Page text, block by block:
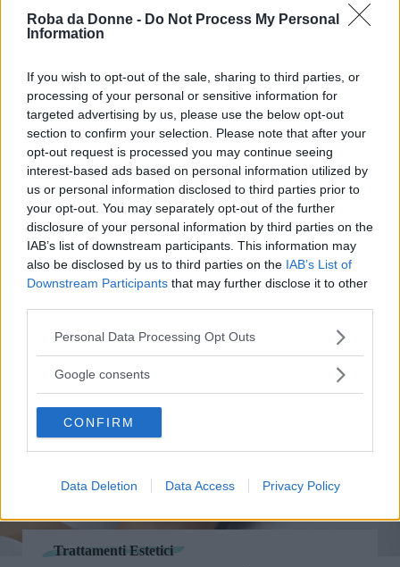
Roba da Donne - Do Not Process My Personal
Information
If you wish to opt-out of the sale, sharing to third parties, or
processing of your personal or sensitive information for
targeted advertising by us, please use the below opt-out
section to confirm your selection. Please note that after your
opt-out request is processed you may continue seeing
interest-based ads based on personal information utilized by
us or personal information disclosed to third parties prior to
your opt-out. You may separately opt-out of the further
disclosure of your personal information by third parties on the
IAB’s list of downstream participants. This information may
also be disclosed by us to third parties on the IAB’s List of
Downstream Participants that may further disclose it to other
Please note that this website/app uses one or more Google
not limited to your visit or usage behaviour. You may click to
use your data for below specified purposes in below Google
consent section.
Personal Data Processing Opt Outs
Google consents
CONFIRM
Data Deletion Data Access Privacy Policy
Trattamenti Estetici
Denti storti: cause e rimedi
Trattamenti Estetici
Ossigenoterapia Viso: Ecco Perché Farla
e Come Funziona
Trattamenti Estetici